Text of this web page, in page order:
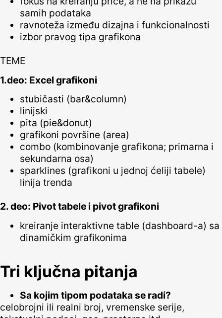
samih podataka
ravnoteža između dizajna i funkcionalnosti
izbor pravog tipa grafikona
TEME
1.deo: Excel grafikoni
stubičasti (bar&column)
linijski
pita (pie&donut)
grafikoni površine (area)
combo (kombinovanje grafikona; primarna i
sekundarna osa)
sparklines (grafikoni u jednoj ćeliji tabele)
linija trenda
2. deo: Pivot tabele i pivot grafikoni
kreiranje interaktivne table (dashboard-a) sa
dinamičkim grafikonima
Tri ključna pitanja
Sa kojim tipom podataka se radi?
celobrojni ili realni broj, vremenske serije,